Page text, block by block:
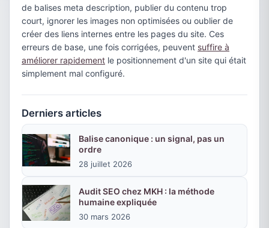
de balises meta description, publier du contenu trop
court, ignorer les images non optimisées ou oublier de
créer des liens internes entre les pages du site. Ces
erreurs de base, une fois corrigées, peuvent suffire à
améliorer rapidement le positionnement d'un site qui était
simplement mal configuré.
Derniers articles
Balise canonique : un signal, pas un
ordre
28 juillet 2026
Audit SEO chez MKH : la méthode
humaine expliquée
30 mars 2026